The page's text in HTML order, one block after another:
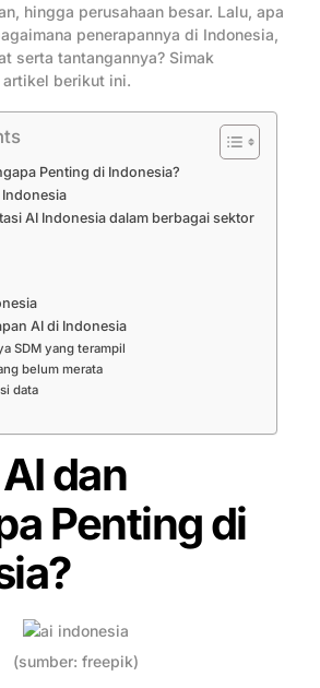
hingga perusahaan besar. Lalu, apa
penerapannya di Indonesia,
serta tantangannya? Simak
berikut ini.
Penting di Indonesia?
Indonesia
AI Indonesia dalam berbagai sektor
AI di Indonesia
SDM yang terampil
belum merata
data
dan
Penting di
(sumber: freepik)